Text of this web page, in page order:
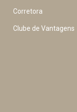
Corretora
Clube de Vantagens